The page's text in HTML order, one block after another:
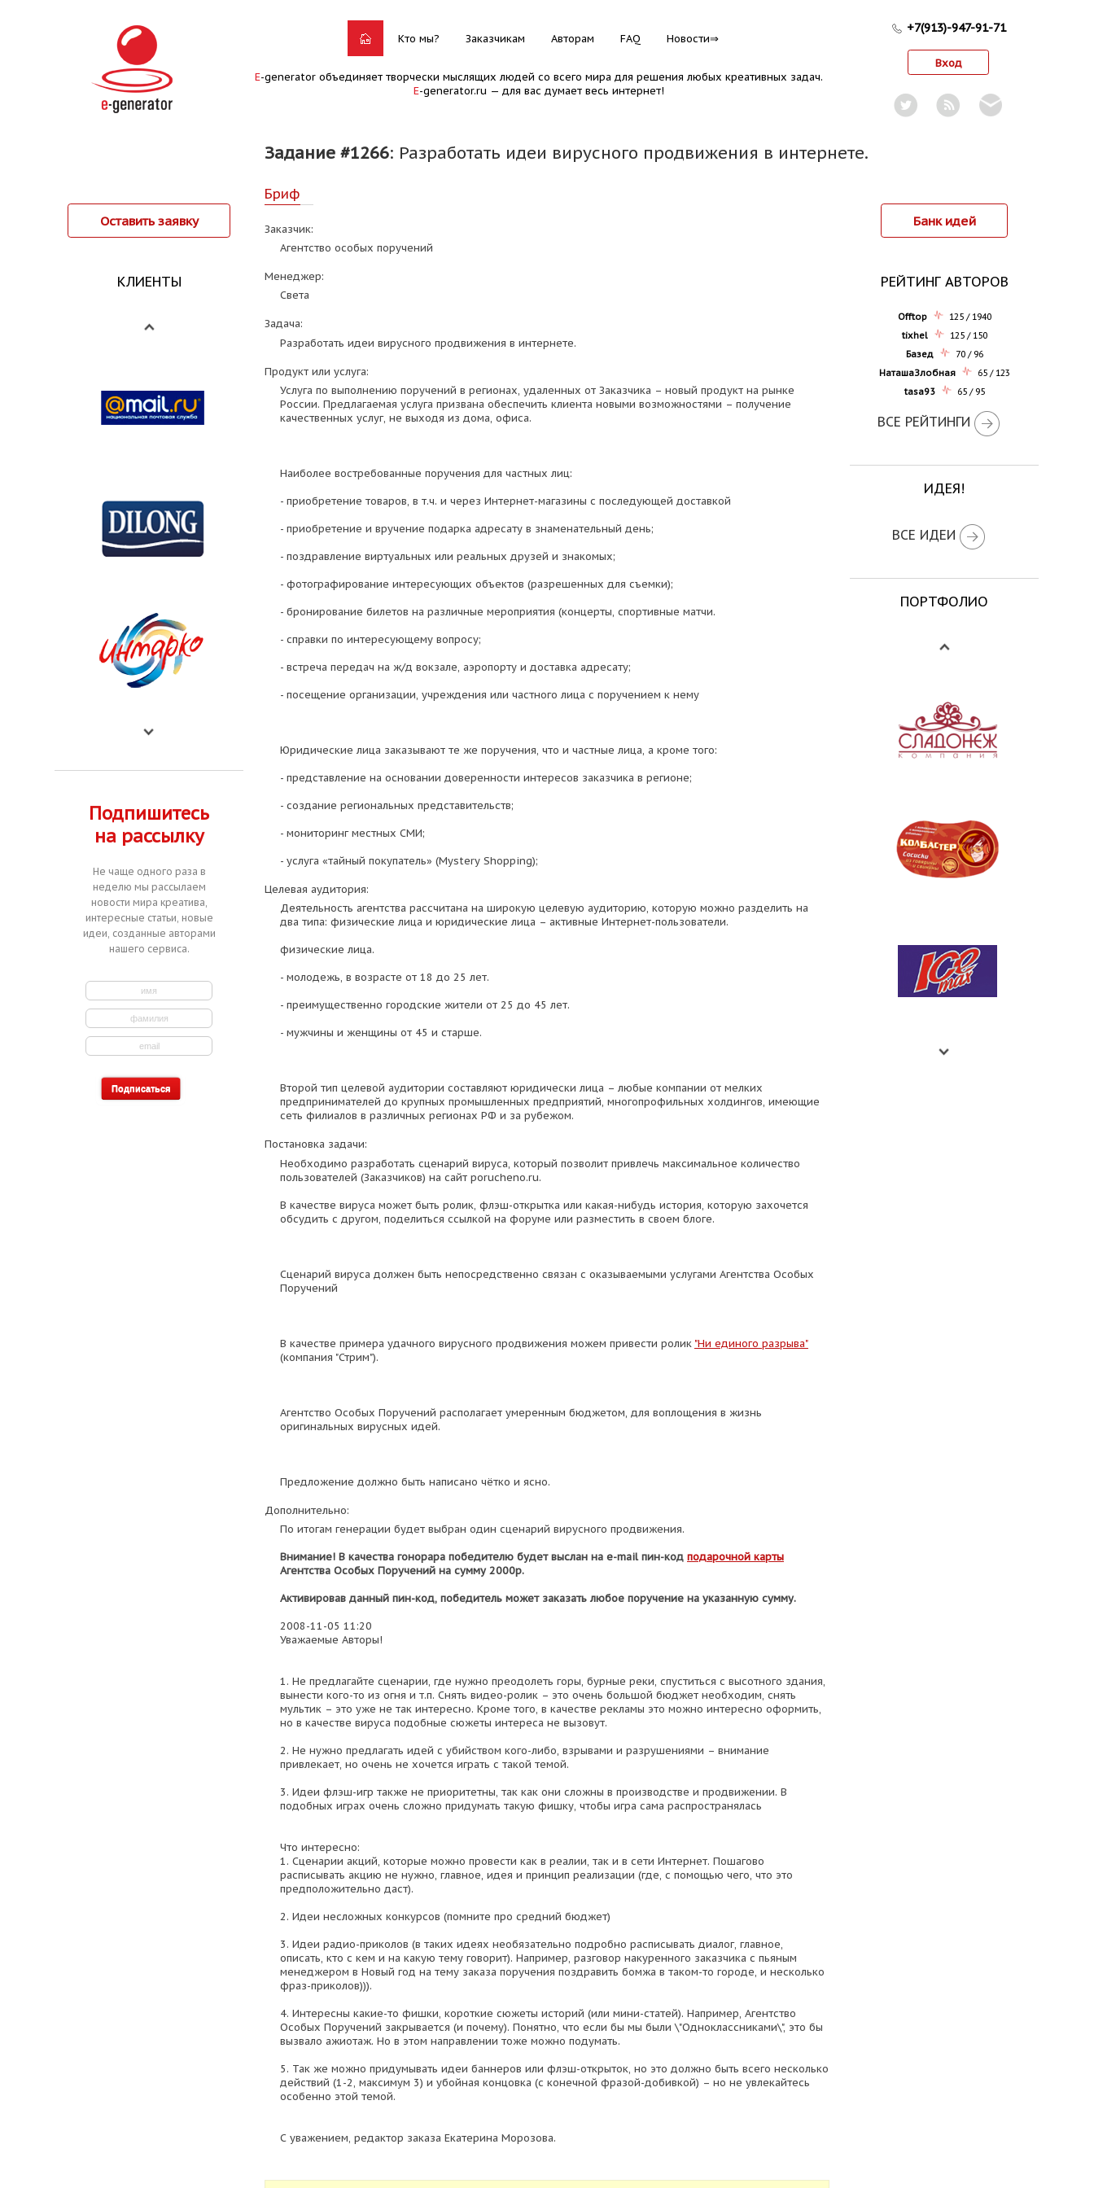
Кто мы? Заказчикам Авторам FAQ Новости
E-generator объединяет творчески мыслящих людей со всего мира для решения любых креативных задач.
E-generator.ru — для вас думает весь интернет!
+7(913)-947-91-71
Вход
Задание #1266: Разработать идеи вирусного продвижения в интернете.
Оставить заявку
КЛИЕНТЫ
Подпишитесь
на рассылку
Не чаще одного раза в
неделю мы рассылаем
новости мира креатива,
интересные статьи, новые
идеи, созданные авторами
нашего сервиса.
Бриф
Заказчик:
Агентство особых поручений
Менеджер:
Света
Задача:
Разработать идеи вирусного продвижения в интернете.
Продукт или услуга:
Услуга по выполнению поручений в регионах, удаленных от Заказчика – новый продукт на рынке
России. Предлагаемая услуга призвана обеспечить клиента новыми возможностями – получение
качественных услуг, не выходя из дома, офиса.
Наиболее востребованные поручения для частных лиц:
- приобретение товаров, в т.ч. и через Интернет-магазины с последующей доставкой
- приобретение и вручение подарка адресату в знаменательный день;
- поздравление виртуальных или реальных друзей и знакомых;
- фотографирование интересующих объектов (разрешенных для съемки);
- бронирование билетов на различные мероприятия (концерты, спортивные матчи.
- справки по интересующему вопросу;
- встреча передач на ж/д вокзале, аэропорту и доставка адресату;
- посещение организации, учреждения или частного лица с поручением к нему
Юридические лица заказывают те же поручения, что и частные лица, а кроме того:
- представление на основании доверенности интересов заказчика в регионе;
- создание региональных представительств;
- мониторинг местных СМИ;
- услуга «тайный покупатель» (Mystery Shopping);
Целевая аудитория:
Деятельность агентства рассчитана на широкую целевую аудиторию, которую можно разделить на
два типа: физические лица и юридические лица – активные Интернет-пользователи.
физические лица.
- молодежь, в возрасте от 18 до 25 лет.
- преимущественно городские жители от 25 до 45 лет.
- мужчины и женщины от 45 и старше.
Второй тип целевой аудитории составляют юридически лица – любые компании от мелких
предпринимателей до крупных промышленных предприятий, многопрофильных холдингов, имеющие
сеть филиалов в различных регионах РФ и за рубежом.
Постановка задачи:
Необходимо разработать сценарий вируса, который позволит привлечь максимальное количество
пользователей (Заказчиков) на сайт porucheno.ru.
В качестве вируса может быть ролик, флэш-открытка или какая-нибудь история, которую захочется
обсудить с другом, поделиться ссылкой на форуме или разместить в своем блоге.
Сценарий вируса должен быть непосредственно связан с оказываемыми услугами Агентства Особых
Поручений
В качестве примера удачного вирусного продвижения можем привести ролик "Ни единого разрыва"
(компания "Стрим").
Агентство Особых Поручений располагает умеренным бюджетом, для воплощения в жизнь
оригинальных вирусных идей.
Предложение должно быть написано чётко и ясно.
Дополнительно:
По итогам генерации будет выбран один сценарий вирусного продвижения.
Внимание! В качества гонорара победителю будет выслан на e-mail пин-код подарочной карты
Агентства Особых Поручений на сумму 2000р.
Активировав данный пин-код, победитель может заказать любое поручение на указанную сумму.
2008-11-05 11:20
Уважаемые Авторы!
1. Не предлагайте сценарии, где нужно преодолеть горы, бурные реки, спуститься с высотного здания,
вынести кого-то из огня и т.п. Снять видео-ролик – это очень большой бюджет необходим, снять
мультик – это уже не так интересно. Кроме того, в качестве рекламы это можно интересно оформить,
но в качестве вируса подобные сюжеты интереса не вызовут.
2. Не нужно предлагать идей с убийством кого-либо, взрывами и разрушениями – внимание
привлекает, но очень не хочется играть с такой темой.
3. Идеи флэш-игр также не приоритетны, так как они сложны в производстве и продвижении. В
подобных играх очень сложно придумать такую фишку, чтобы игра сама распространялась
Что интересно:
1. Сценарии акций, которые можно провести как в реалии, так и в сети Интернет. Пошагово
расписывать акцию не нужно, главное, идея и принцип реализации (где, с помощью чего, что это
предположительно даст).
2. Идеи несложных конкурсов (помните про средний бюджет)
3. Идеи радио-приколов (в таких идеях необязательно подробно расписывать диалог, главное,
описать, кто с кем и на какую тему говорит). Например, разговор накуренного заказчика с пьяным
менеджером в Новый год на тему заказа поручения поздравить бомжа в таком-то городе, и несколько
фраз-приколов))).
4. Интересны какие-то фишки, короткие сюжеты историй (или мини-статей). Например, Агентство
Особых Поручений закрывается (и почему). Понятно, что если бы мы были \"Одноклассниками\", это бы
вызвало ажиотаж. Но в этом направлении тоже можно подумать.
5. Так же можно придумывать идеи баннеров или флэш-открыток, но это должно быть всего несколько
действий (1-2, максимум 3) и убойная концовка (с конечной фразой-добивкой) – но не увлекайтесь
особенно этой темой.
С уважением, редактор заказа Екатерина Морозова.
Банк идей
РЕЙТИНГ АВТОРОВ
Offtop
125 / 1940
tixhel
125 / 150
Базед
70 / 96
НаташаЗлобная
65 / 123
tasa93
65 / 95
ВСЕ РЕЙТИНГИ
ИДЕЯ!
ВСЕ ИДЕИ
ПОРТФОЛИО